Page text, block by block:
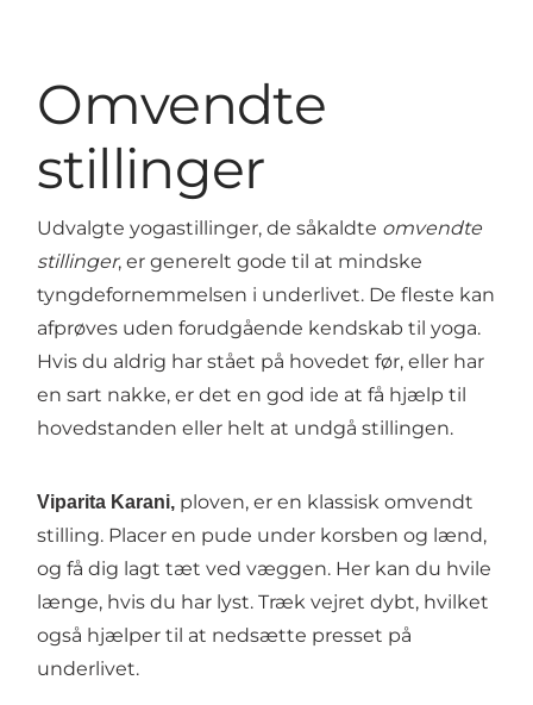
Omvendte
stillinger
Udvalgte yogastillinger, de såkaldte omvendte
stillinger, er generelt gode til at mindske
tyngdefornemmelsen i underlivet. De fleste kan
afprøves uden forudgående kendskab til yoga.
Hvis du aldrig har stået på hovedet før, eller har
en sart nakke, er det en god ide at få hjælp til
hovedstanden eller helt at undgå stillingen.
Viparita Karani, ploven, er en klassisk omvendt
stilling. Placer en pude under korsben og lænd,
og få dig lagt tæt ved væggen. Her kan du hvile
længe, hvis du har lyst. Træk vejret dybt, hvilket
også hjælper til at nedsætte presset på
underlivet.